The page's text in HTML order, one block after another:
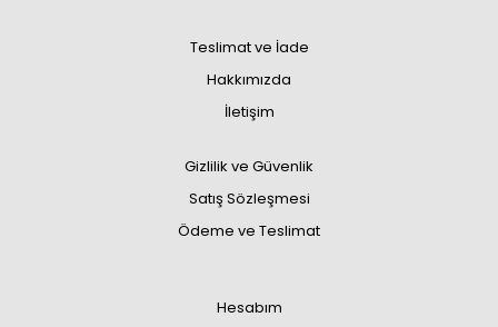
Teslimat ve İade
Hakkımızda
İletişim
Gizlilik ve Güvenlik
Satış Sözleşmesi
Ödeme ve Teslimat
Hesabım